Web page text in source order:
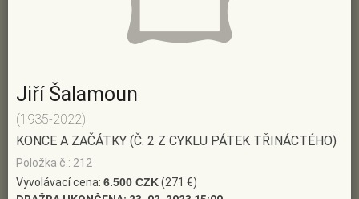
Jiří Šalamoun
(1935-2022)
KONCE A ZAČÁTKY (Č. 2 Z CYKLU PÁTEK TŘINÁCTÉHO)
Položka č.: 212
Vyvolávací cena: 6.500 CZK(271 €)